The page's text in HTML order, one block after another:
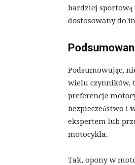
bardziej sportową
dostosowany do
Podsumowując,
wielu czynników,
preferencje
bezpieczeństwo i
ekspertem lub
motocykla.
Tak, opony w